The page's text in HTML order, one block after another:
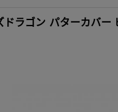
ドラゴン パターカバ